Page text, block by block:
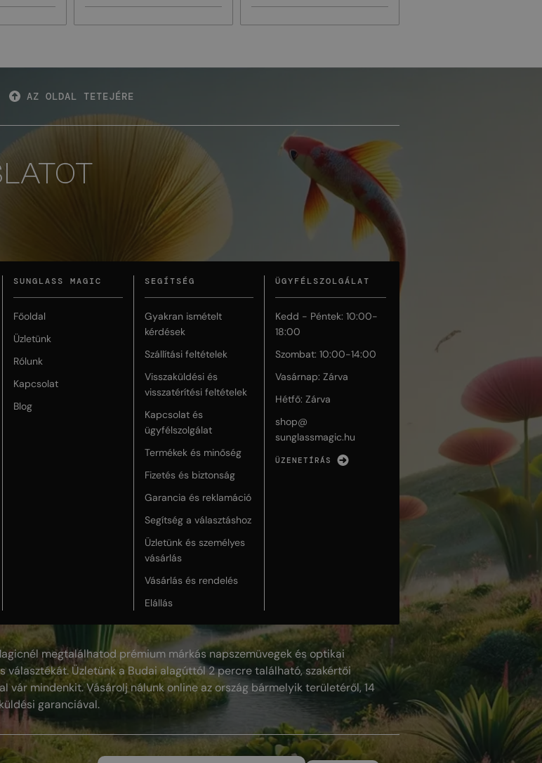
AZ OLDAL TETEJÉRE
SUNGLASS MAGIC
Főoldal
Üzletünk
Rólunk
Kapcsolat
Blog
SEGÍTSÉG
Gyakran ismételt
kérdések
Szállítási feltételek
Visszaküldési és
visszatérítési feltételek
Kapcsolat és
ügyfélszolgálat
Termékek és minőség
Fizetés és biztonság
Garancia és reklamáció
Segítség a választáshoz
Üzletünk és személyes
vásárlás
Vásárlás és rendelés
Elállás
ÜGYFÉLSZOLGÁLAT
Kedd - Péntek: 10:00-
18:00
Szombat: 10:00-14:00
Vasárnap: Zárva
Hétfő: Zárva
shop@
sunglassmagic.hu
ÜZENETÍRÁS
megtalálhatod prémium márkás napszemüvegek és optikai
választékát. Üzletünk a Budai alagúttól 2 percre található, szakértői
vár mindenkit. Vásárolj nálunk online az ország bármelyik területéről, 14
garanciával.